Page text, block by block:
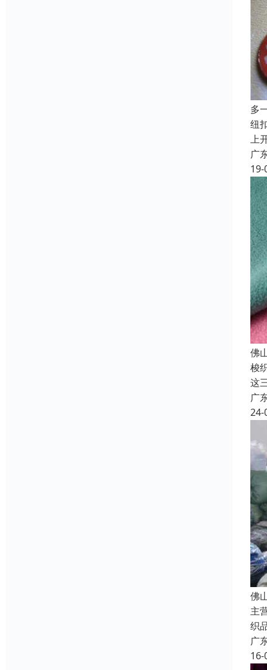
多
纽
上
广
19-
佛
梭
这
广
24-
佛
主
织
广
16-